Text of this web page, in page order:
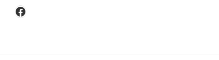
Facebook